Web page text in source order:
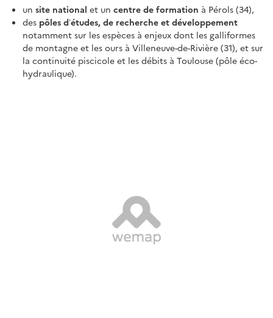
un site national et un centre de formation à Pérols (34),
des pôles d’études, de recherche et développement
notamment sur les espèces à enjeux dont les galliformes
de montagne et les ours à Villeneuve-de-Rivière (31), et sur
la continuité piscicole et les débits à Toulouse (pôle éco-
hydraulique).